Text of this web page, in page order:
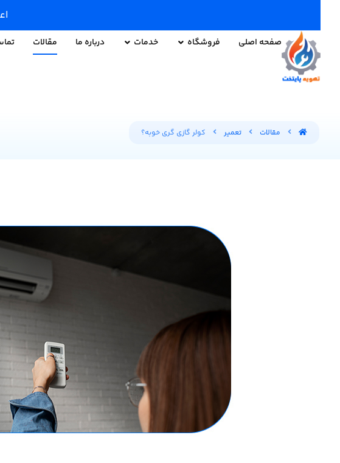
صفحه اصلی فروشگاه خدمات درباره ما مقالات
مقالات تعمیر کولر گازی گری خوبه؟